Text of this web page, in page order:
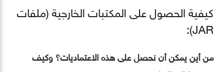
كيفية الحصول على المكتبات الخارجية (ملفات
JAR):
من أين يمكن أن نحصل على هذه الاعتماديات؟ وكيف